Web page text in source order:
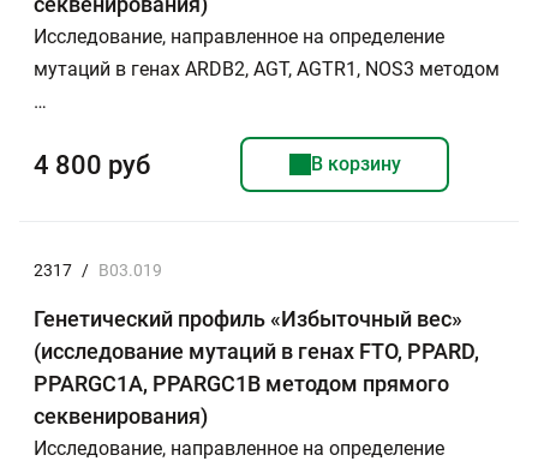
Исследование, направленное на определение
мутаций в генах ARDB2, AGT, AGTR1, NOS3 методом
…
4 800 руб В корзину
2317 / B03.019
Генетический профиль «Избыточный вес»
(исследование мутаций в генах FTO, PPARD,
PPARGC1A, PPARGC1B методом прямого
секвенирования)
Исследование, направленное на определение